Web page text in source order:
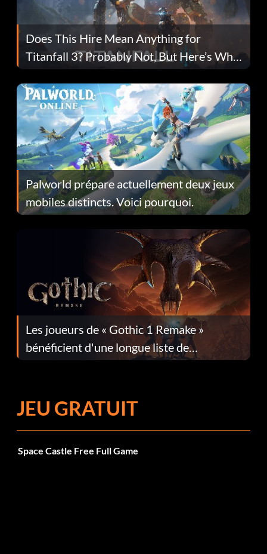
Does This Hire Mean Anything for
Titanfall 3? Probably Not, But Here’s Why
Fans Are Hopeful
Palworld prépare actuellement deux jeux
mobiles distincts. Voici pourquoi.
Les joueurs de « Gothic 1 Remake »
bénéficient d'une longue liste de
corrections dans la mise à jour 1.0.4
JEU GRATUIT
Space Castle Free Full Game